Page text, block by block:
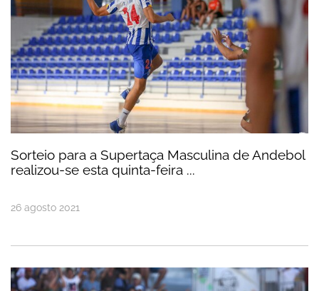
Sorteio para a Supertaça Masculina de Andebol
realizou-se esta quinta-feira ...
26 agosto 2021
Rúben Brilhante entre os eleitos da Seleção